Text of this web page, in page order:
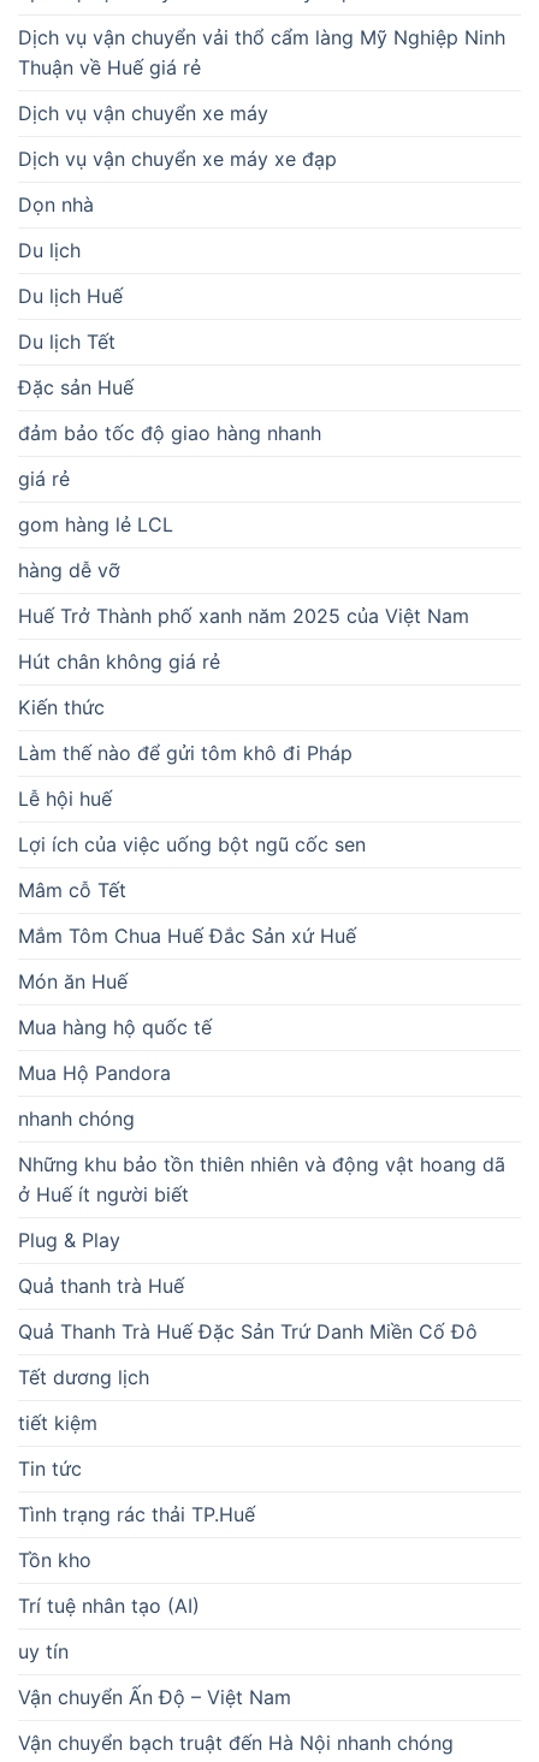
Dịch vụ vận chuyển vải thổ cẩm làng Mỹ Nghiệp Ninh
Thuận về Huế giá rẻ
Dịch vụ vận chuyển xe máy
Dịch vụ vận chuyển xe máy xe đạp
Dọn nhà
Du lịch
Du lịch Huế
Du lịch Tết
Đặc sản Huế
đảm bảo tốc độ giao hàng nhanh
giá rẻ
gom hàng lẻ LCL
hàng dễ vỡ
Huế Trở Thành phố xanh năm 2025 của Việt Nam
Hút chân không giá rẻ
Kiến thức
Làm thế nào để gửi tôm khô đi Pháp
Lễ hội huế
Lợi ích của việc uống bột ngũ cốc sen
Mâm cỗ Tết
Mắm Tôm Chua Huế Đắc Sản xứ Huế
Món ăn Huế
Mua hàng hộ quốc tế
Mua Hộ Pandora
nhanh chóng
Những khu bảo tồn thiên nhiên và động vật hoang dã
ở Huế ít người biết
Plug & Play
Quả thanh trà Huế
Quả Thanh Trà Huế Đặc Sản Trứ Danh Miền Cố Đô
Tết dương lịch
tiết kiệm
Tin tức
Tình trạng rác thải TP.Huế
Tồn kho
Trí tuệ nhân tạo (AI)
uy tín
Vận chuyển Ấn Độ – Việt Nam
Vận chuyển bạch truật đến Hà Nội nhanh chóng